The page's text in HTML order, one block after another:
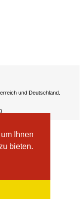
Ihnen
bieten.
und Deutschland.